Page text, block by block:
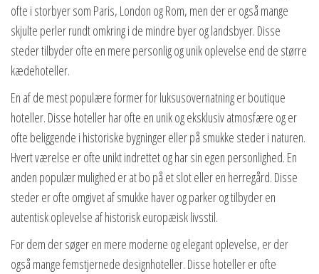
ofte i storbyer som Paris, London og Rom, men der er også mange
skjulte perler rundt omkring i de mindre byer og landsbyer. Disse
steder tilbyder ofte en mere personlig og unik oplevelse end de større
kædehoteller.
En af de mest populære former for luksusovernatning er boutique
hoteller. Disse hoteller har ofte en unik og eksklusiv atmosfære og er
ofte beliggende i historiske bygninger eller på smukke steder i naturen.
Hvert værelse er ofte unikt indrettet og har sin egen personlighed. En
anden populær mulighed er at bo på et slot eller en herregård. Disse
steder er ofte omgivet af smukke haver og parker og tilbyder en
autentisk oplevelse af historisk europæisk livsstil.
For dem der søger en mere moderne og elegant oplevelse, er der
også mange femstjernede designhoteller. Disse hoteller er ofte